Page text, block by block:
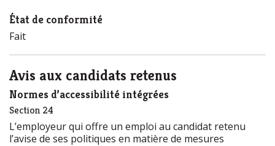
État de conformité
Fait
Avis aux candidats retenus
Normes d’accessibilité intégrées
Section 24
L’employeur qui offre un emploi au candidat retenu
l’avise de ses politiques en matière de mesures